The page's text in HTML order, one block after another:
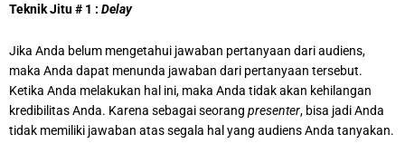
Teknik Jitu # 1 : Delay
Jika Anda belum mengetahui jawaban pertanyaan dari audiens,
maka Anda dapat menunda jawaban dari pertanyaan tersebut.
Ketika Anda melakukan hal ini, maka Anda tidak akan kehilangan
kredibilitas Anda. Karena sebagai seorang presenter, bisa jadi Anda
tidak memiliki jawaban atas segala hal yang audiens Anda tanyakan.